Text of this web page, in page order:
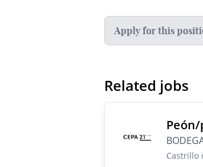
Apply for this
Related jobs
Castrillo